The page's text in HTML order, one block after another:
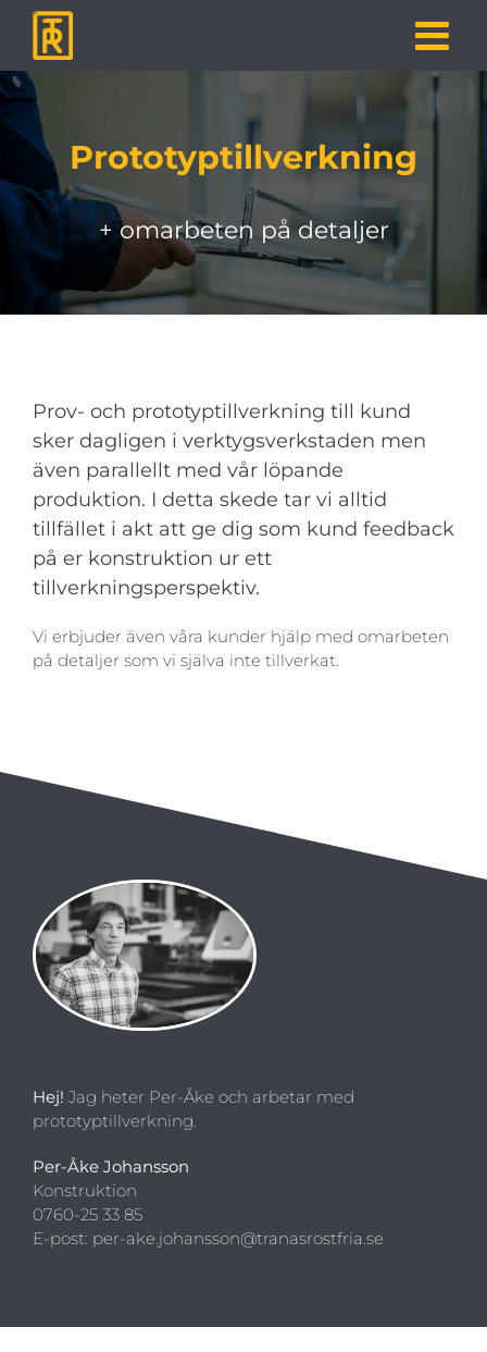
Fortsätt
innehållet
Prototyptillverkning
+ omarbeten på detaljer
Prov- och prototyptillverkning till kund
sker dagligen i verktygsverkstaden men
även parallellt med vår löpande
produktion. I detta skede tar vi alltid
tillfället i akt att ge dig som kund feedback
på er konstruktion ur ett
tillverkningsperspektiv.
Vi erbjuder även våra kunder hjälp med omarbeten
på detaljer som vi själva inte tillverkat.
Hej! Jag heter Per-Åke och arbetar med
prototyptillverkning.
Per-Åke Johansson
Konstruktion
0760-25 33 85
E-post: per-ake.johansson@tranasrostfria.se